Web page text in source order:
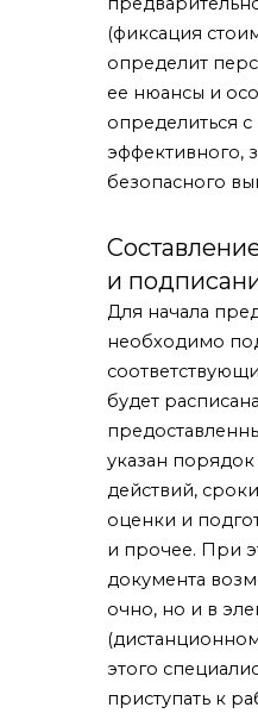
(фиксация
определит
ее нюансы и
определиться с
эффективного,
безопасного
и
Для начала
необходимо
будет
указан
действий,
оценки и
и прочее. При
документа
очно, но и в
этого
приступать к